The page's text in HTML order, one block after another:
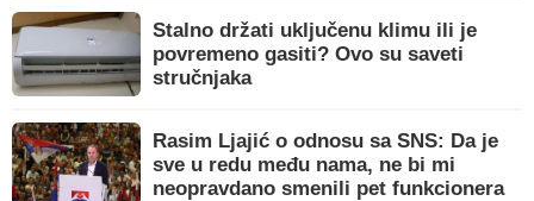
Stalno držati uključenu klimu ili je
povremeno gasiti? Ovo su saveti
stručnjaka
Rasim Ljajić o odnosu sa SNS: Da je
sve u redu među nama, ne bi mi
neopravdano smenili pet funkcionera